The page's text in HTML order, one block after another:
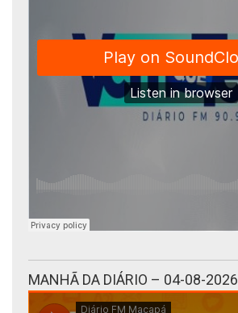
MANHÃ DA DIÁRIO – 04-08-2026